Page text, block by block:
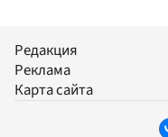
Редакция
Реклама
Карта сайта